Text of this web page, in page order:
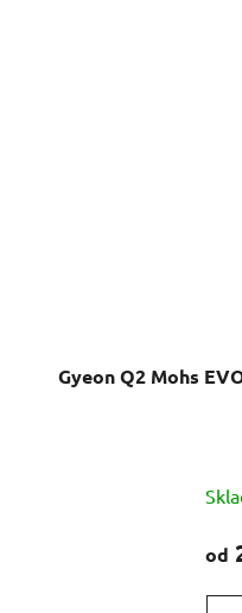
Gyeon Q2 Mohs
od